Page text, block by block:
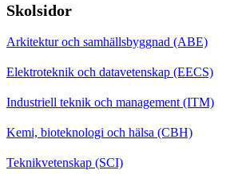
Skolsidor
Arkitektur och samhällsbyggnad (ABE)
Elektroteknik och datavetenskap (EECS)
Industriell teknik och management (ITM)
Kemi, bioteknologi och hälsa (CBH)
Teknikvetenskap (SCI)